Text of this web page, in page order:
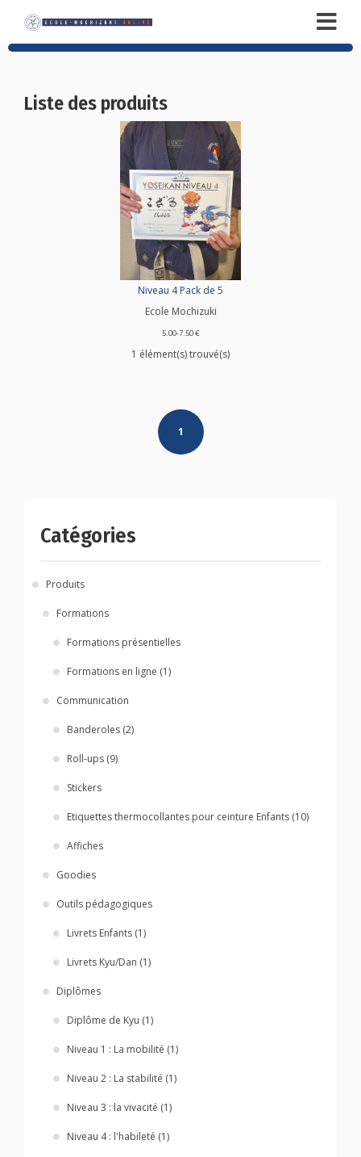
Liste des produits
Niveau 4 Pack de 5
Ecole Mochizuki
5.00-7.50 €
1 élément(s) trouvé(s)
1
Catégories
Produits
Formations
Formations présentielles
Formations en ligne (1)
Communication
Banderoles (2)
Roll-ups (9)
Stickers
Etiquettes thermocollantes pour ceinture Enfants (10)
Affiches
Goodies
Outils pédagogiques
Livrets Enfants (1)
Livrets Kyu/Dan (1)
Diplômes
Diplôme de Kyu (1)
Niveau 1 : La mobilité (1)
Niveau 2 : La stabilité (1)
Niveau 3 : la vivacité (1)
Niveau 4 : l'habileté (1)